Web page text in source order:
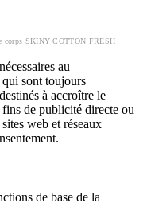
corps SKINY COTTON FRESH
au
sont toujours
à accroître le
de publicité directe ou
web et réseaux
de base de la